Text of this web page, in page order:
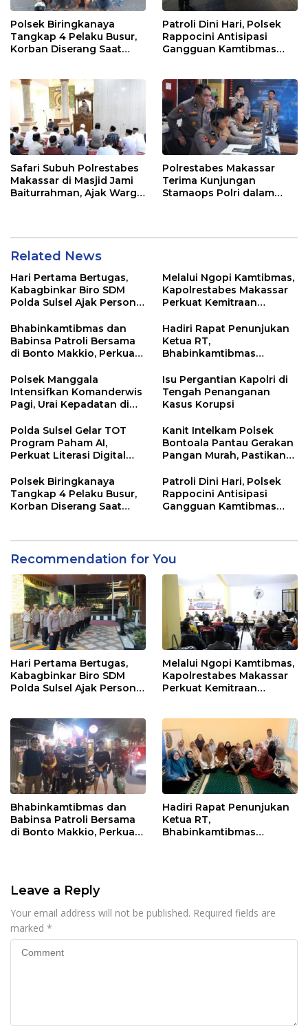
Polsek Biringkanaya
Tangkap 4 Pelaku Busur,
Korban Diserang Saat
Patroli Dini Hari, Polsek
Rappocini Antisipasi
Gangguan Kamtibmas
Safari Subuh Polrestabes
Makassar di Masjid Jami
Baiturrahman, Ajak Warga
Polrestabes Makassar
Terima Kunjungan
Stamaops Polri dalam
Related News
Hari Pertama Bertugas,
Kabagbinkar Biro SDM
Polda Sulsel Ajak Personel
Kebersihan
Melalui Ngopi Kamtibmas,
Kapolrestabes Makassar
Perkuat Kemitraan
Bhabinkamtibmas dan
Babinsa Patroli Bersama
di Bonto Makkio, Perkuat
Hadiri Rapat Penunjukan
Ketua RT,
Bhabinkamtibmas
Pentingnya Sinergi
dengan Warga
Polsek Manggala
Intensifkan Komanderwis
Pagi, Urai Kepadatan di
Isu Pergantian Kapolri di
Tengah Penanganan
Kasus Korupsi
Polda Sulsel Gelar TOT
Program Paham AI,
Perkuat Literasi Digital
Kanit Intelkam Polsek
Bontoala Pantau Gerakan
Pangan Murah, Pastikan
dan Tertib
Polsek Biringkanaya
Tangkap 4 Pelaku Busur,
Korban Diserang Saat
Patroli Dini Hari, Polsek
Rappocini Antisipasi
Gangguan Kamtibmas
Recommendation for You
Hari Pertama Bertugas,
Kabagbinkar Biro SDM
Polda Sulsel Ajak Personel
Melalui Ngopi Kamtibmas,
Kapolrestabes Makassar
Perkuat Kemitraan
Bhabinkamtibmas dan
Babinsa Patroli Bersama
di Bonto Makkio, Perkuat
Hadiri Rapat Penunjukan
Ketua RT,
Bhabinkamtibmas
Leave a Reply
Your email address will not be published. Required fields are
marked *